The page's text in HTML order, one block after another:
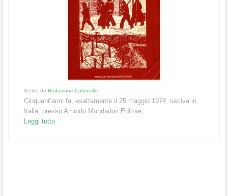
Scritto da Redazione Culturelite
Cinquant’anni fa, esattamente il 25 maggio 1974, usciva in
Italia, presso Arnoldo Mondadori Editore,...
Leggi tutto